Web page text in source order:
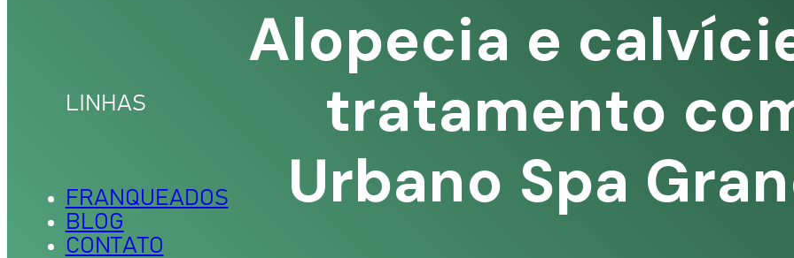
LINHAS
FRANQUEADOS
BLOG
CONTATO
Alopecia e
tratamento
Urbano Spa